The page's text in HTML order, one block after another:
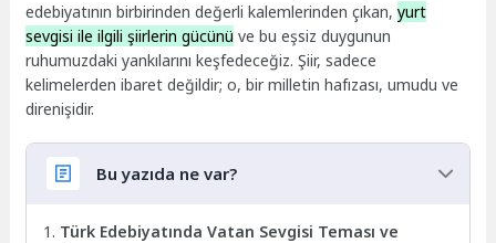
edebiyatının birbirinden değerli kalemlerinden çıkan,yurt
sevgisi ile ilgili şiirlerin gücünü ve bu eşsiz duygunun
ruhumuzdaki yankılarını keşfedeceğiz. Şiir, sadece
kelimelerden ibaret değildir; o, bir milletin hafızası, umudu ve
direnişidir.
Bu yazıda ne var?
Türk Edebiyatında Vatan Sevgisi Teması ve